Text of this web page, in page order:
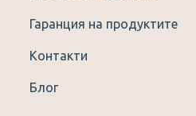
Гаранция на продуктите
Контакти
Блог